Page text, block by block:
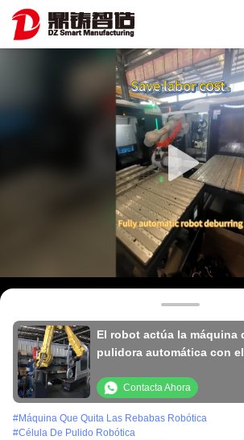
El robot actúa la máquina
pulidora automática con el
Contacta Ahora
#Máquina Que Quita Las Rebabas Robótica
#Célula De Pulido Robótica